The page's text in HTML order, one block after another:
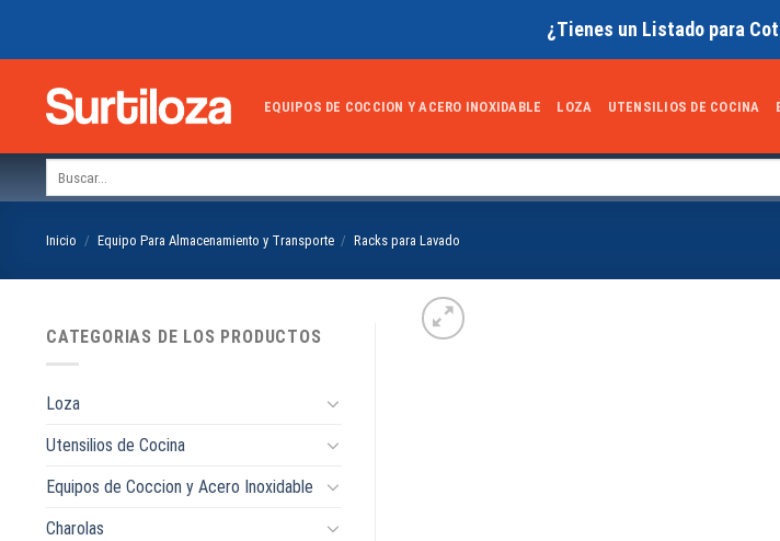
¿Tienes un Listado para
EQUIPOS DE COCCION Y ACERO INOXIDABLE LOZA UTENSILIOS DE COCINA
Inicio / Equipo Para Almacenamiento y Transporte / Racks para Lavado
CATEGORIAS DE LOS PRODUCTOS
Loza
Utensilios de Cocina
Equipos de Coccion y Acero Inoxidable
Charolas